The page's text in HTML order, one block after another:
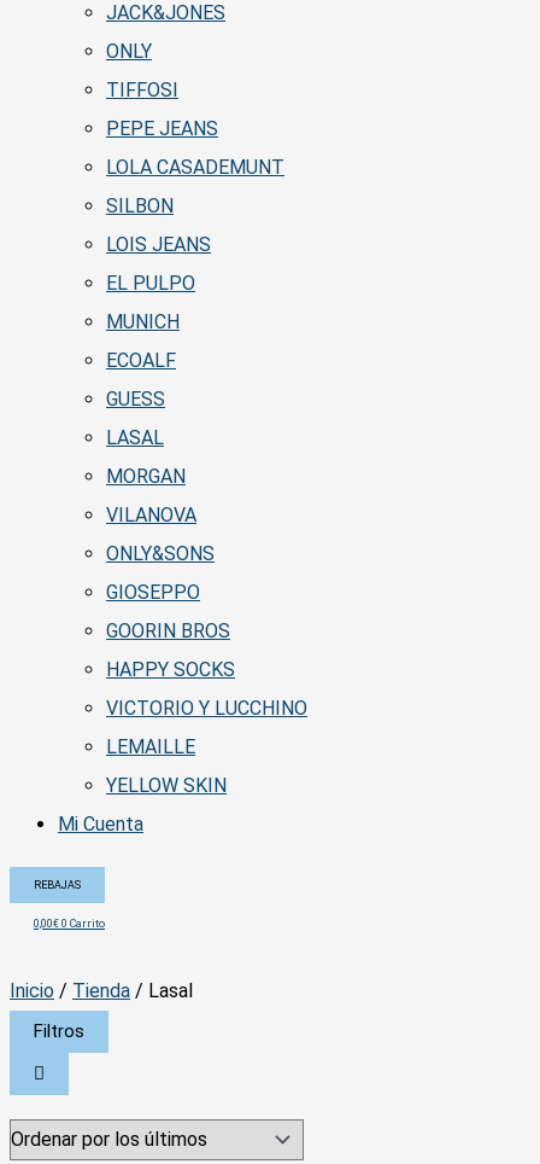
JACK&JONES
ONLY
TIFFOSI
PEPE JEANS
LOLA CASADEMUNT
SILBON
LOIS JEANS
EL PULPO
MUNICH
ECOALF
GUESS
LASAL
MORGAN
VILANOVA
ONLY&SONS
GIOSEPPO
GOORIN BROS
HAPPY SOCKS
VICTORIO Y LUCCHINO
LEMAILLE
YELLOW SKIN
Mi Cuenta
REBAJAS
0,00€ 0 Carrito
Inicio / Tienda / Lasal
Filtros